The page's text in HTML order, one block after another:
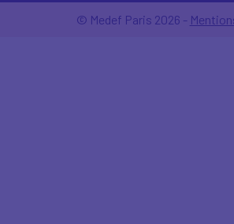
© Medef Paris 2026 -